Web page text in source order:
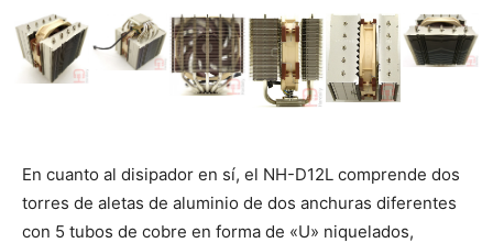
En cuanto al disipador en sí, el NH-D12L comprende dos
torres de aletas de aluminio de dos anchuras diferentes
con 5 tubos de cobre en forma de «U» niquelados,